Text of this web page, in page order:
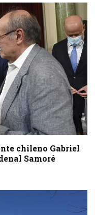
chileno Gabriel
Samoré